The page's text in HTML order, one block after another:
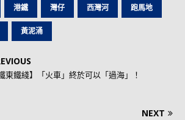
港鐵 灣仔 西灣河 跑馬地
黃泥涌
東鐵綫】「火車」終於可以「過海」！
NEXT